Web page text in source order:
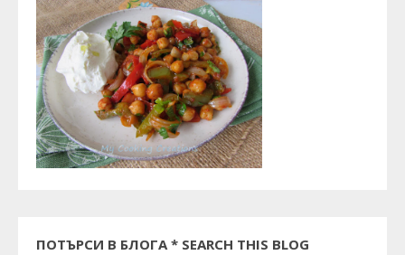
ПОТЪРСИ В БЛОГА * SEARCH THIS BLOG